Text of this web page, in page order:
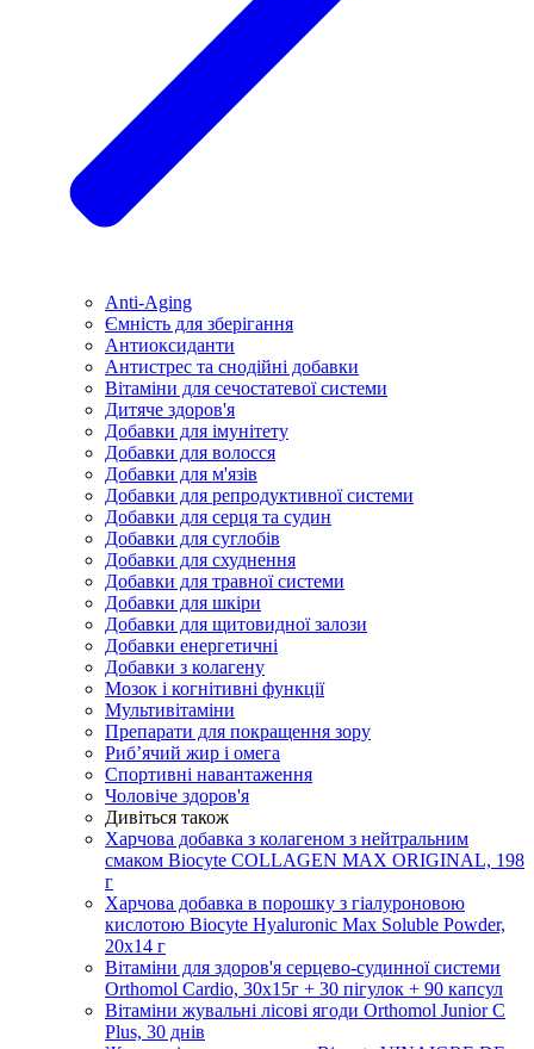
Anti-Aging
Ємність для зберігання
Антиоксиданти
Антистрес та снодійні добавки
Вітаміни для сечостатевої системи
Дитяче здоров'я
Добавки для імунітету
Добавки для волосся
Добавки для м'язів
Добавки для репродуктивної системи
Добавки для серця та судин
Добавки для суглобів
Добавки для схуднення
Добавки для травної системи
Добавки для шкіри
Добавки для щитовидної залози
Добавки енергетичні
Добавки з колагену
Мозок і когнітивні функції
Мультивітаміни
Препарати для покращення зору
Риб’ячий жир і омега
Спортивні навантаження
Чоловіче здоров'я
Дивіться також
Харчова добавка з колагеном з нейтральним
смаком Biocyte COLLAGEN MAX ORIGINAL, 198
г
Харчова добавка в порошку з гіалуроновою
кислотою Biocyte Hyaluronic Max Soluble Powder,
20х14 г
Вітаміни для здоров'я серцево-судинної системи
Orthomol Cardio, 30х15г + 30 пігулок + 90 капсул
Вітаміни жувальні лісові ягоди Orthomol Junior C
Plus, 30 днів